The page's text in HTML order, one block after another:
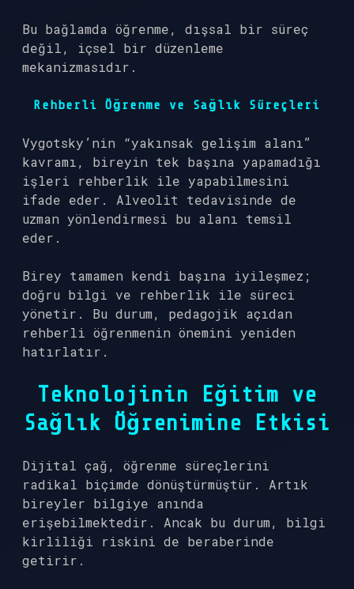
Bu bağlamda öğrenme, dışsal bir süreç
değil, içsel bir düzenleme
mekanizmasıdır.
Rehberli Öğrenme ve Sağlık Süreçleri
Vygotsky’nin “yakınsak gelişim alanı”
kavramı, bireyin tek başına yapamadığı
işleri rehberlik ile yapabilmesini
ifade eder. Alveolit tedavisinde de
uzman yönlendirmesi bu alanı temsil
eder.
Birey tamamen kendi başına iyileşmez;
doğru bilgi ve rehberlik ile süreci
yönetir. Bu durum, pedagojik açıdan
rehberli öğrenmenin önemini yeniden
hatırlatır.
Teknolojinin Eğitim ve
Sağlık Öğrenimine Etkisi
Dijital çağ, öğrenme süreçlerini
radikal biçimde dönüştürmüştür. Artık
bireyler bilgiye anında
erişebilmektedir. Ancak bu durum, bilgi
kirliliği riskini de beraberinde
getirir.